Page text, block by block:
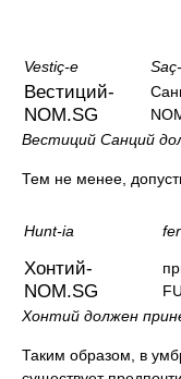
Vestiç-e
Вестиций-
NOM.SG
Вестиций Санций
Тем не менее,
Hunt-ia
Хонтий-
NOM.SG
Хонтий должен
Таким образом, в